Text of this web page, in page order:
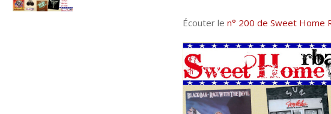
Écouter le n° 200 de Sweet Home